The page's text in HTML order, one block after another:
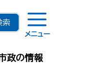
メニュー
政の情報